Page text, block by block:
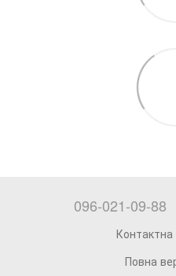
096-021-09-88
Контактна
Повна